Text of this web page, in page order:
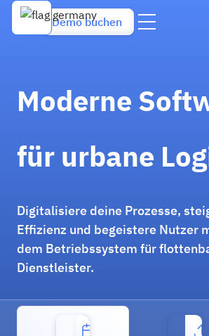
Demo buchen
Moderne
für urbane
Digitalisiere deine Prozesse,
Effizienz und begeistere Nutzer
dem Betriebssystem für
Dienstleister.